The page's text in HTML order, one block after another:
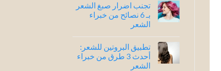
تعليقات
على
اصدارات
زيت
للشعر
بحسب
المشكلة
(لوريال
وكريستاس)
تجنب اضرار صبغ الشعر
بـ 6 نصائح من خبراء
الشعر
تعليقات
على
تجنب
اضرار
تطبيق البروتين للشعر:
أحدث 3 طرق من خبراء
الشعر